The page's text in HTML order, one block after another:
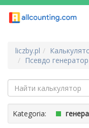
liczby.pl
Псевдо
Kategoria: